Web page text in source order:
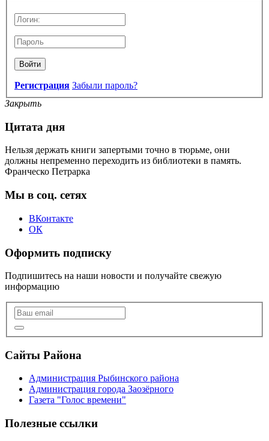
Войти
Регистрация Забыли пароль?
Закрыть
Цитата дня
Нельзя держать книги запертыми точно в тюрьме, они
должны непременно переходить из библиотеки в память.
Франческо Петрарка
Мы в соц. сетях
ВКонтакте
ОК
Оформить подписку
Подпишитесь на наши новости и получайте свежую
информацию
Сайты Района
Администрация Рыбинского района
Администрация города Заозёрного
Газета "Голос времени"
Полезные ссылки